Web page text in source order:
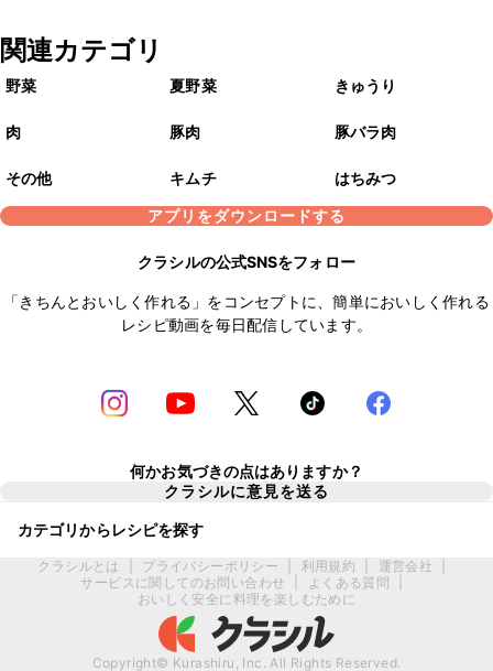
関連カテゴリ
野菜 夏野菜 きゅうり
肉 豚肉 豚バラ肉
その他 キムチ
はちみつ
アプリをダウンロードする
クラシルの公式SNSをフォロー
「きちんとおいしく作れる」をコンセプトに、簡単においしく作れる
レシピ動画を毎日配信しています。
何かお気づきの点はありますか？
クラシルに意見を送る
カテゴリからレシピを探す
クラシルとは プライバシーポリシー 利用規約 運営会社
サービスに関してのお問い合わせ
よくある質問
おいしく安全に料理を楽しむために
Copyright© Kurashiru, Inc. All Rights Reserved.